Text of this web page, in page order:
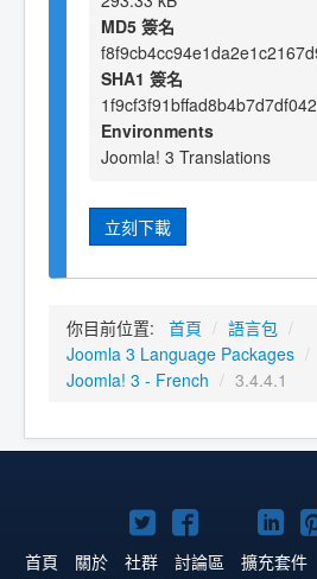
MD5 簽名
SHA1 簽名
Environments
Joomla! 3 Translations
立刻下載
你目前位置: 首頁 / 語言包 /
Joomla 3 Language Packages /
Joomla! 3 - French / 3.4.4.1
Twitter
上
Facebook
上 上
上
首頁 關於 社群 討論區 擴充套件